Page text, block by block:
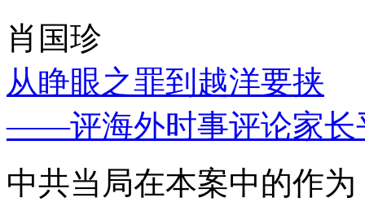
肖国珍
从睁眼之罪到越洋要挟
——评海外时事评论家长
中共当局在本案中的作